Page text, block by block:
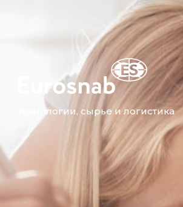
технологии, сырье и логистика